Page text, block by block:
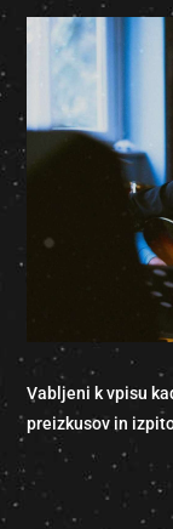
Vabljeni k vpisu
preizkusov in